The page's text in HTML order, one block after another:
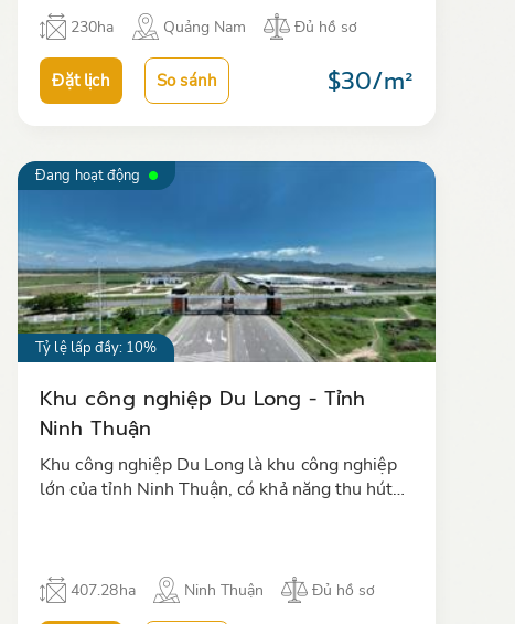
230ha Quảng Nam Đủ hồ sơ
Đặt lịch So sánh $30/m²
Đang hoạt động
Tỷ lệ lấp đầy: 10%
Khu công nghiệp Du Long - Tỉnh
Ninh Thuận
Khu công nghiệp Du Long là khu công nghiệp
lớn của tỉnh Ninh Thuận, có khả năng thu hút
407.28ha Ninh Thuận Đủ hồ sơ